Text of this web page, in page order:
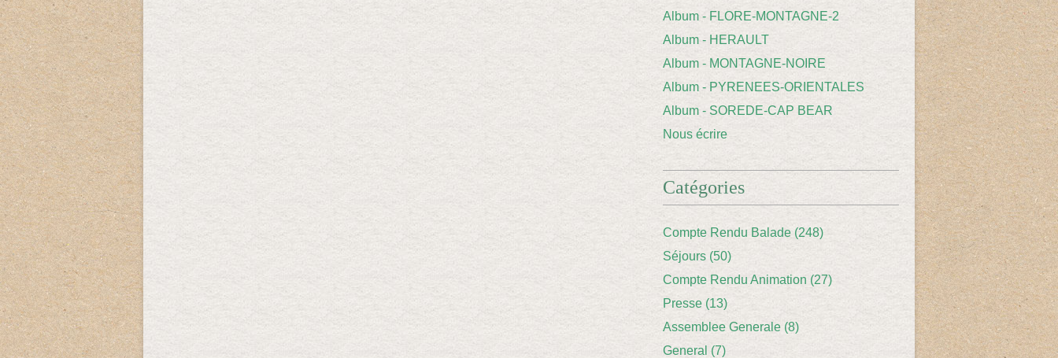
Album - FLORE-MONTAGNE-2
Album - HERAULT
Album - MONTAGNE-NOIRE
Album - PYRENEES-ORIENTALES
Album - SOREDE-CAP BEAR
Nous écrire
Catégories
Compte Rendu Balade (248)
Séjours (50)
Compte Rendu Animation (27)
Presse (13)
Assemblee Generale (8)
General (7)